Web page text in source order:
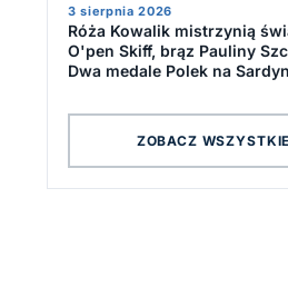
3 sierpnia 2026
Róża Kowalik mistrzynią
O'pen Skiff, brąz Pauliny
Dwa medale Polek na
ZOBACZ WSZYSTKIE